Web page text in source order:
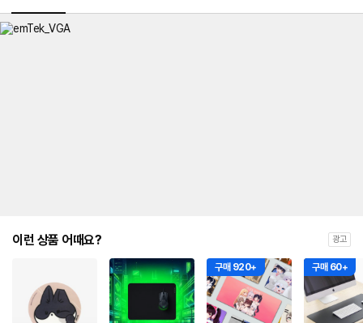
이런 상품 어때요? 광고
구매 920+ 구매 60+